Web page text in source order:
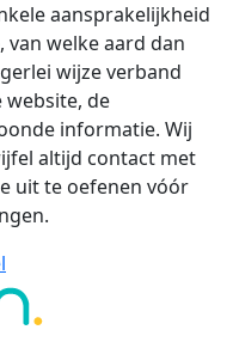
aansprakelijkheid
welke aard dan
wijze verband
de
informatie. Wij
altijd contact met
uit te oefenen vóór